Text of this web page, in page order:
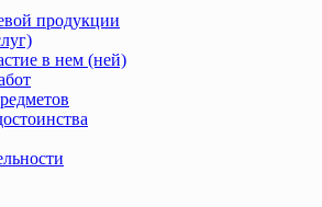
продукции
в нем (ней)